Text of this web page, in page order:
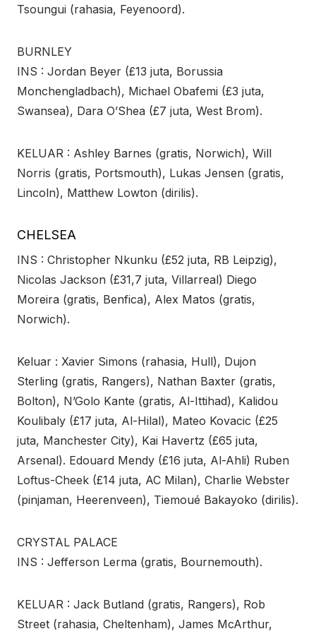
Tsoungui (rahasia, Feyenoord).
BURNLEY
INS : Jordan Beyer (£13 juta, Borussia
Monchengladbach), Michael Obafemi (£3 juta,
Swansea), Dara O’Shea (£7 juta, West Brom).
KELUAR : Ashley Barnes (gratis, Norwich), Will
Norris (gratis, Portsmouth), Lukas Jensen (gratis,
Lincoln), Matthew Lowton (dirilis).
CHELSEA
INS : Christopher Nkunku (£52 juta, RB Leipzig),
Nicolas Jackson (£31,7 juta, Villarreal) Diego
Moreira (gratis, Benfica), Alex Matos (gratis,
Norwich).
Keluar : Xavier Simons (rahasia, Hull), Dujon
Sterling (gratis, Rangers), Nathan Baxter (gratis,
Bolton), N’Golo Kante (gratis, Al-Ittihad), Kalidou
Koulibaly (£17 juta, Al-Hilal), Mateo Kovacic (£25
juta, Manchester City), Kai Havertz (£65 juta,
Arsenal). Edouard Mendy (£16 juta, Al-Ahli) Ruben
Loftus-Cheek (£14 juta, AC Milan), Charlie Webster
(pinjaman, Heerenveen), Tiemoué Bakayoko (dirilis).
CRYSTAL PALACE
INS : Jefferson Lerma (gratis, Bournemouth).
KELUAR : Jack Butland (gratis, Rangers), Rob
Street (rahasia, Cheltenham), James McArthur,